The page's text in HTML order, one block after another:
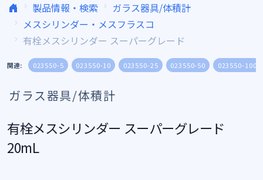
製品情報・検索
ガラス器具/体積計
メスシリンダー・メスフラスコ
有栓メスシリンダー スーパーグレード
関連: 023550-5 023550-10 023550-25 023550-50 023550-100
ガラス器具/体積計
有栓メスシリンダー スーパーグレード
20mL